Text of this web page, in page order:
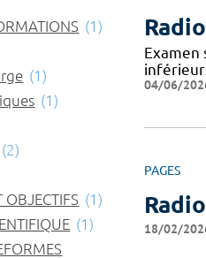
Examen
04/06/
PAGES
18/02/
(1)
(1)
(1)
(2)
OBJECTIFS (1)
(1)